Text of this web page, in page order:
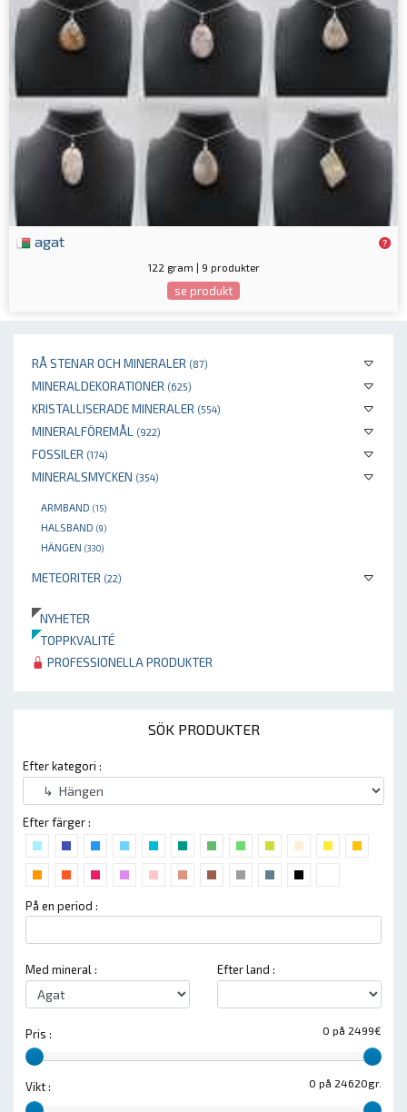
RÅ STENAR OCH MINERALER (87)
MINERALDEKORATIONER (625)
KRISTALLISERADE MINERALER (554)
MINERALFÖREMÅL (922)
FOSSILER (174)
MINERALSMYCKEN (354)
ARMBAND (15)
HALSBAND (9)
HÄNGEN (330)
METEORITER (22)
NYHETER
TOPPKVALITÉ
PROFESSIONELLA PRODUKTER
SÖK PRODUKTER
Efter kategori :
Efter färger :
På en period :
Med mineral : Efter land :
0 på 2499€
Pris :
0 på 24620gr.
Vikt :
agat
122 gram | 9 produkter
se produkt